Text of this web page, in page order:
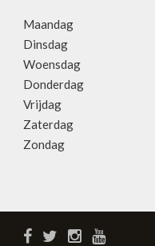
Maandag
Dinsdag
Woensdag
Donderdag
Vrijdag
Zaterdag
Zondag